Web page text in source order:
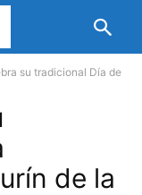
su tradicional Día de
de la